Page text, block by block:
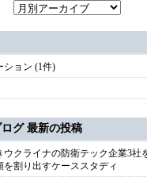
ション (1件)
グ 最新の投稿
ウクライナの防衛テック企業3
割り出すケーススタディ